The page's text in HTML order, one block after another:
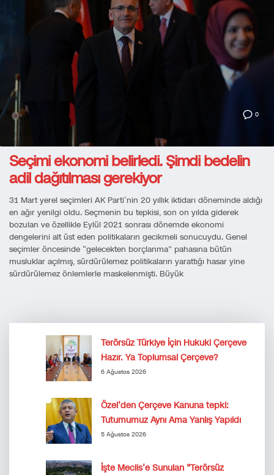
0
Seçimi ekonomi belirledi. Şimdi bedelin
adil dağıtılması gerekiyor
31 Mart yerel seçimleri AK Parti’nin 20 yıllık iktidarı döneminde aldığı
en ağır yenilgi oldu. Seçmenin bu tepkisi, son on yılda giderek
bozulan ve özellikle Eylül 2021 sonrası dönemde ekonomi
dengelerini alt üst eden politikaların gecikmeli sonucuydu. Genel
seçimler öncesinde “gelecekten borçlanma” pahasına bütün
musluklar açılmış, sürdürülemez politikaların yarattığı hasar yine
sürdürülemez önlemlerle maskelenmişti. Büyük
Terörsüz Türkiye İçin Hukuki Çerçeve
Hazır. Ya Toplumsal Çerçeve?
6 Ağustos 2026
Özel’den Çerçeve Kanuna tepki:
Tutumumuz Aynı Ama Yanlış Yapıldı
5 Ağustos 2026
İşte Meclis’e Sunulan “Terörsüz